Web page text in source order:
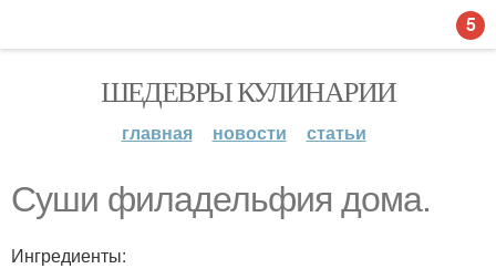
ШЕДЕВРЫ КУЛИНАРИИ
главная новости статьи
Суши филадельфия дома.
Ингредиенты:
5